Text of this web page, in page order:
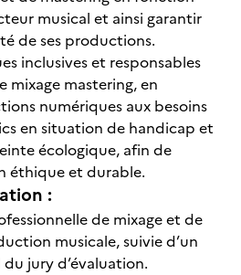
musical et ainsi garantir
de ses productions.
inclusives et responsables
mixage mastering, en
numériques aux besoins
en situation de handicap et
écologique, afin de
éthique et durable.
:
de mixage et de
musicale, suivie d’un
jury d’évaluation.